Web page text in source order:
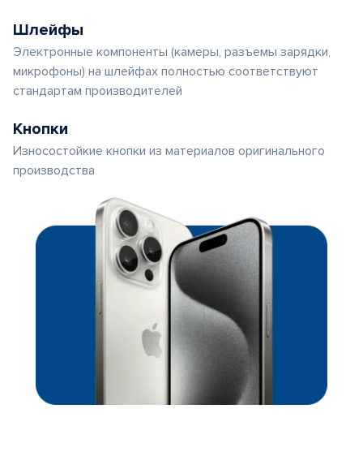
Шлейфы
Электронные компоненты (камеры, разъемы зарядки,
микрофоны) на шлейфах полностью соответствуют
стандартам производителей
Кнопки
Износостойкие кнопки из материалов оригинального
производства